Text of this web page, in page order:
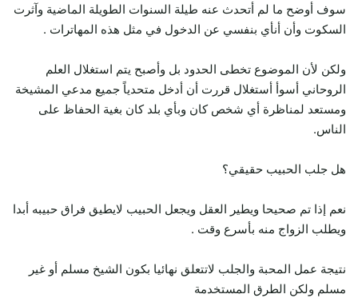
سوف أوضح ما لم أتحدث عنه طيلة السنوات الطويلة الماضية وآثرت
السكوت وأن أنأي بنفسي عن الدخول في مثل هذه المهاترات .
ولكن لأن الموضوع تخطى الحدود بل وأصبح يتم استغلال العلم
الروحاني أسوأ أستغلال قررت أن أدخل متحدياً جميع مدعي المشيخة
ومستعد لمناظرة أي شخص كان وبأي بلد كان بغية الحفاظ على
الناس.
هل جلب الحبيب حقيقي؟
نعم إذا تم صحيحا ويطير العقل ويجعل الحبيب لايطيق فراق حبيبه أبدا
ويطلب الزواج منه بأسرع وقت .
نتيجة عمل المحبة والجلب لاتتعلق نهائيا بكون الشيخ مسلم أو غير
مسلم ولكن الطرق المستخدمة